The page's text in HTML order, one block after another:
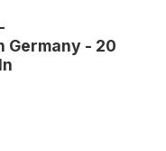
Germany - 20